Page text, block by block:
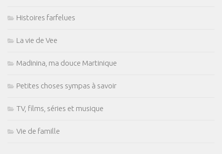
Histoires farfelues
La vie de Vee
Madinina, ma douce Martinique
Petites choses sympas à savoir
TV, films, séries et musique
Vie de famille